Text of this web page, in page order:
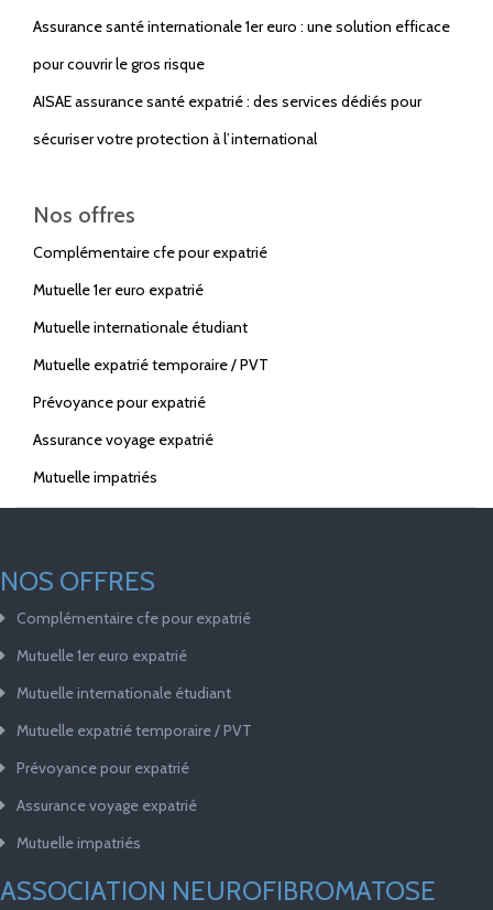
Assurance santé internationale 1er euro : une solution efficace
pour couvrir le gros risque
AISAE assurance santé expatrié : des services dédiés pour
sécuriser votre protection à l’international
Nos offres
Complémentaire cfe pour expatrié
Mutuelle 1er euro expatrié
Mutuelle internationale étudiant
Mutuelle expatrié temporaire / PVT
Prévoyance pour expatrié
Assurance voyage expatrié
Mutuelle impatriés
NOS OFFRES
Complémentaire cfe pour expatrié
Mutuelle 1er euro expatrié
Mutuelle internationale étudiant
Mutuelle expatrié temporaire / PVT
Prévoyance pour expatrié
Assurance voyage expatrié
Mutuelle impatriés
ASSOCIATION NEUROFIBROMATOSE